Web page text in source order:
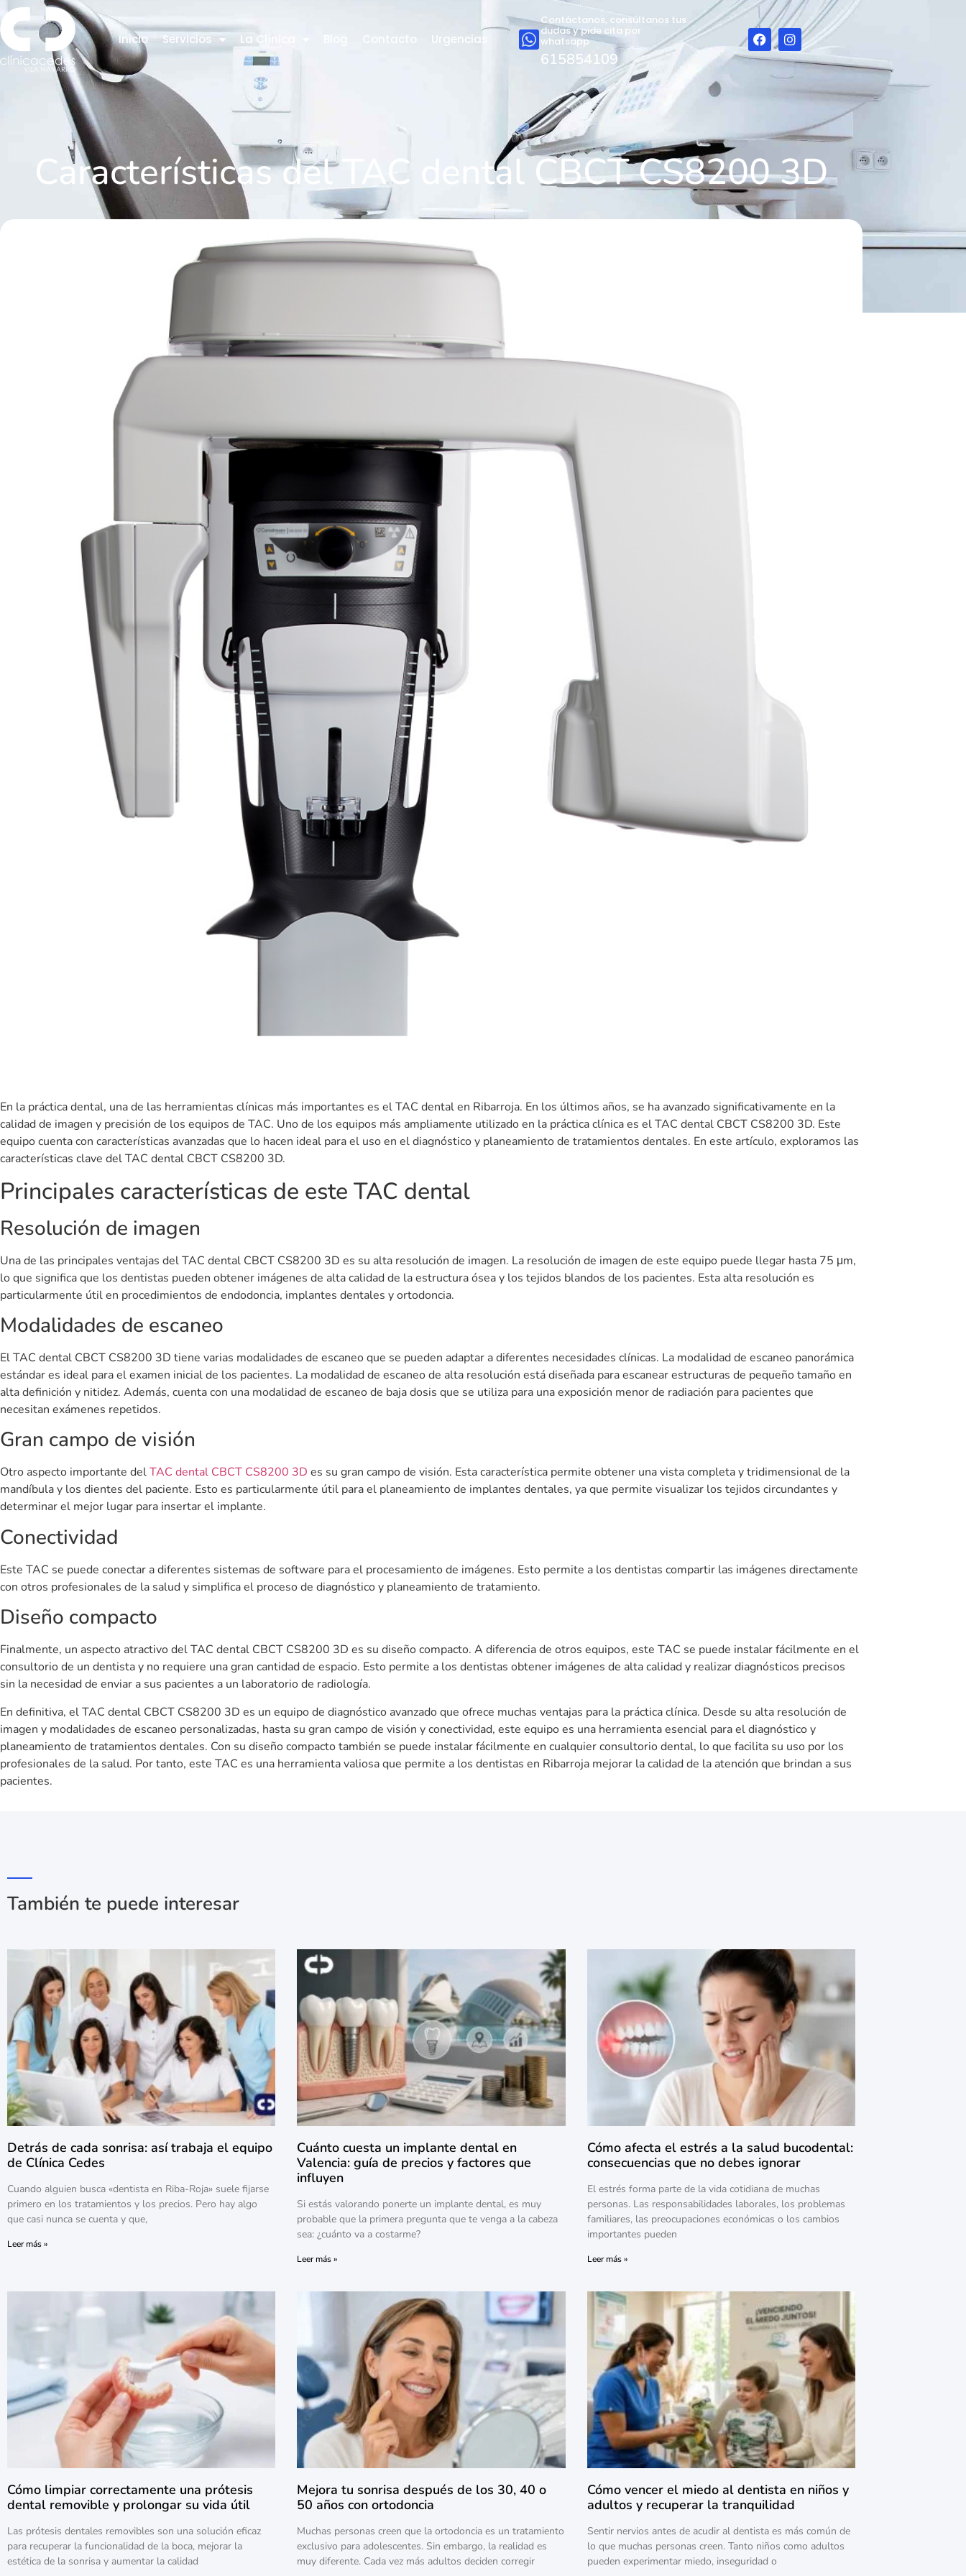
Inicio Servicios La Clínica Contacto Urgencias
Contáctanos, consúltanos tus
dudas y pide cita por
whatsapp
615854109
Características del TAC dental CBCT CS8200 3D
En la práctica dental, una de las herramientas clínicas más importantes es el TAC dental en Ribarroja. En los últimos años, se ha avanzado significativamente en la
calidad de imagen y precisión de los equipos de TAC. Uno de los equipos más ampliamente utilizado en la práctica clínica es el TAC dental CBCT CS8200 3D. Este
equipo cuenta con características avanzadas que lo hacen ideal para el uso en el diagnóstico y planeamiento de tratamientos dentales. En este artículo, exploramos las
características clave del TAC dental CBCT CS8200 3D.
Principales características de este TAC dental
Resolución de imagen
Una de las principales ventajas del TAC dental CBCT CS8200 3D es su alta resolución de imagen. La resolución de imagen de este equipo puede llegar hasta 75 μm,
lo que significa que los dentistas pueden obtener imágenes de alta calidad de la estructura ósea y los tejidos blandos de los pacientes. Esta alta resolución es
particularmente útil en procedimientos de endodoncia, implantes dentales y ortodoncia.
Modalidades de escaneo
El TAC dental CBCT CS8200 3D tiene varias modalidades de escaneo que se pueden adaptar a diferentes necesidades clínicas. La modalidad de escaneo panorámica
estándar es ideal para el examen inicial de los pacientes. La modalidad de escaneo de alta resolución está diseñada para escanear estructuras de pequeño tamaño en
alta definición y nitidez. Además, cuenta con una modalidad de escaneo de baja dosis que se utiliza para una exposición menor de radiación para pacientes que
necesitan exámenes repetidos.
Gran campo de visión
Otro aspecto importante delTAC dental CBCT CS8200 3D es su gran campo de visión. Esta característica permite obtener una vista completa y tridimensional de la
mandíbula y los dientes del paciente. Esto es particularmente útil para el planeamiento de implantes dentales, ya que permite visualizar los tejidos circundantes y
determinar el mejor lugar para insertar el implante.
Conectividad
Este TAC se puede conectar a diferentes sistemas de software para el procesamiento de imágenes. Esto permite a los dentistas compartir las imágenes directamente
con otros profesionales de la salud y simplifica el proceso de diagnóstico y planeamiento de tratamiento.
Diseño compacto
Finalmente, un aspecto atractivo del TAC dental CBCT CS8200 3D es su diseño compacto. A diferencia de otros equipos, este TAC se puede instalar fácilmente en el
consultorio de un dentista y no requiere una gran cantidad de espacio. Esto permite a los dentistas obtener imágenes de alta calidad y realizar diagnósticos precisos
sin la necesidad de enviar a sus pacientes a un laboratorio de radiología.
En definitiva, el TAC dental CBCT CS8200 3D es un equipo de diagnóstico avanzado que ofrece muchas ventajas para la práctica clínica. Desde su alta resolución de
imagen y modalidades de escaneo personalizadas, hasta su gran campo de visión y conectividad, este equipo es una herramienta esencial para el diagnóstico y
planeamiento de tratamientos dentales. Con su diseño compacto también se puede instalar fácilmente en cualquier consultorio dental, lo que facilita su uso por los
profesionales de la salud. Por tanto, este TAC es una herramienta valiosa que permite a los dentistas en Ribarroja mejorar la calidad de la atención que brindan a sus
pacientes.
También te puede interesar
Detrás de cada sonrisa: así trabaja el equipo
de Clínica Cedes
Cuando alguien busca «dentista en Riba-Roja» suele fijarse
primero en los tratamientos y los precios. Pero hay algo
que casi nunca se cuenta y que,
Leer más »
Cuánto cuesta un implante dental en
Valencia: guía de precios y factores que
influyen
Si estás valorando ponerte un implante dental, es muy
probable que la primera pregunta que te venga a la cabeza
sea: ¿cuánto va a costarme?
Leer más »
Cómo afecta el estrés a la salud bucodental:
consecuencias que no debes ignorar
El estrés forma parte de la vida cotidiana de muchas
personas. Las responsabilidades laborales, los problemas
familiares, las preocupaciones económicas o los cambios
importantes pueden
Leer más »
Cómo limpiar correctamente una prótesis
dental removible y prolongar su vida útil
Las prótesis dentales removibles son una solución eficaz
para recuperar la funcionalidad de la boca, mejorar la
estética de la sonrisa y aumentar la calidad
Mejora tu sonrisa después de los 30, 40 o
50 años con ortodoncia
Muchas personas creen que la ortodoncia es un tratamiento
exclusivo para adolescentes. Sin embargo, la realidad es
muy diferente. Cada vez más adultos deciden corregir
Cómo vencer el miedo al dentista en niños y
adultos y recuperar la tranquilidad
Sentir nervios antes de acudir al dentista es más común de
lo que muchas personas creen. Tanto niños como adultos
pueden experimentar miedo, inseguridad o
Tu mensaje
He leído y acepto las políticas de privacidad
Whatsapp
Ahora también puedes preguntarnos por Whatsapp.
Como llegar